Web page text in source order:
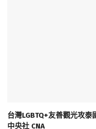
台灣LGBTQ+友善觀光攻
中央社 CNA